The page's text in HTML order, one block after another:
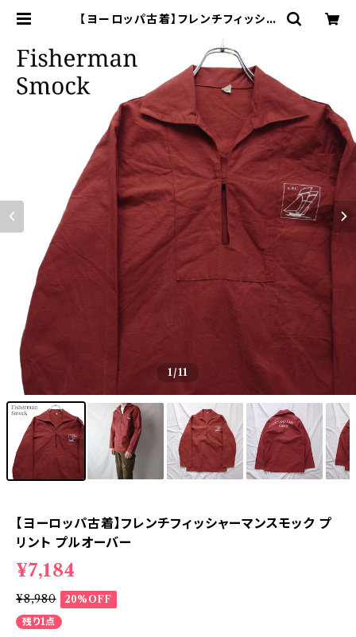
【ヨーロッパ古着】フレンチフィッシャ
ー | オンライン古着屋 9chord
1/11
【ヨーロッパ古着】フレンチフィッシャーマンスモック プ
リント プルオーバー
¥7,184
¥8,980
20%OFF
残り1点